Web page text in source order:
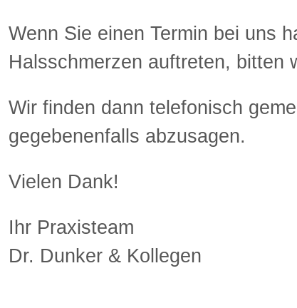
Wenn Sie einen Termin bei uns
Halsschmerzen auftreten, bitten
Wir finden dann telefonisch
gegebenenfalls abzusagen.
Vielen Dank!
Ihr Praxisteam
Dr. Dunker & Kollegen